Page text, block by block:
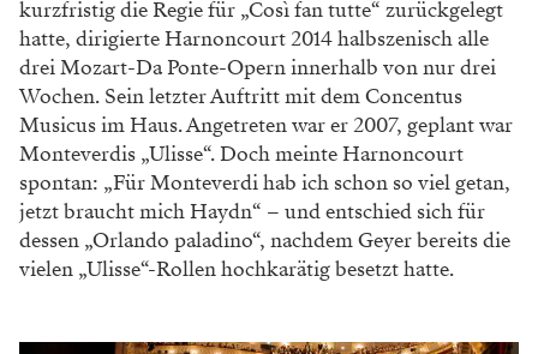
kurzfristig die Regie für „Così fan tutte“ zurückgelegt
hatte, dirigierte Harnoncourt 2014 halbszenisch alle
drei Mozart-Da Ponte-Opern innerhalb von nur drei
Wochen. Sein letzter Auftritt mit dem Concentus
Musicus im Haus. Angetreten war er 2007, geplant war
Monteverdis „Ulisse“. Doch meinte Harnoncourt
spontan: „Für Monteverdi hab ich schon so viel getan,
jetzt braucht mich Haydn“ – und entschied sich für
dessen „Orlando paladino“, nachdem Geyer bereits die
vielen „Ulisse“-Rollen hochkarätig besetzt hatte.